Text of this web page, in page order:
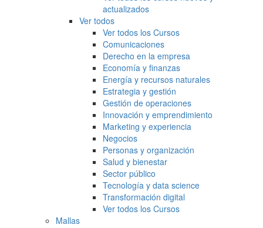
actualizados
Ver todos
Ver todos los Cursos
Comunicaciones
Derecho en la empresa
Economía y finanzas
Energía y recursos naturales
Estrategia y gestión
Gestión de operaciones
Innovación y emprendimiento
Marketing y experiencia
Negocios
Personas y organización
Salud y bienestar
Sector público
Tecnología y data science
Transformación digital
Ver todos los Cursos
Mallas